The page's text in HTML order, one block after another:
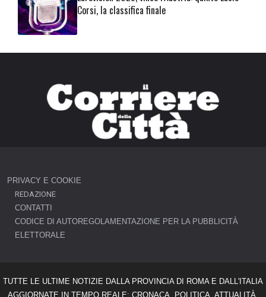
Corsi, la classifica finale
PRIVACY E COOKIE
REDAZIONE
CONTATTI
CODICE DI AUTOREGOLAMENTAZIONE PER LA PUBBLICITÀ
ELETTORALE
TUTTE LE ULTIME NOTIZIE DALLA PROVINCIA DI ROMA E DALL'ITALIA
AGGIORNATE IN TEMPO REALE: CRONACA, POLITICA, ATTUALITÀ,